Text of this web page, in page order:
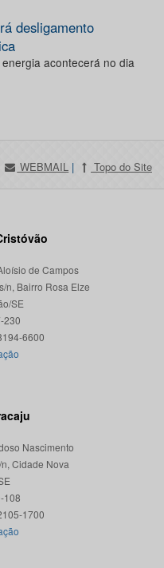
desligamento
acontecerá no dia
WEBMAIL | Topo do Site
de Campos
n, Bairro Rosa Elze
SE
230
Nascimento
Cidade Nova
108